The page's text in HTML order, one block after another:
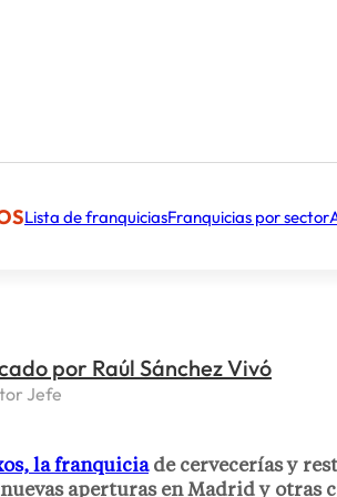
Lista de franquiciasFranquicias por sector
por Raúl Sánchez Vivó
Jefe
la franquiciade cervecerías y
nuevas aperturas en Madrid y otras